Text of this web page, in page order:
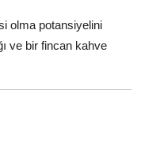
olma potansiyelini
ve bir fincan kahve